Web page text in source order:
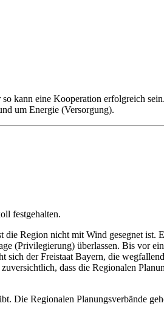
kann eine Kooperation erfolgreich sein.
um Energie (Versorgung).
festgehalten.
Region nicht mit Wind gesegnet ist.
(Privilegierung) überlassen. Bis vor
der Freistaat Bayern, die
dass die Regionalen
Die Regionalen Planungsverbände